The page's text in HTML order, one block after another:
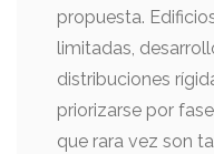
propuesta.
limitadas,
distribuciones
priorizarse por
que rara vez son